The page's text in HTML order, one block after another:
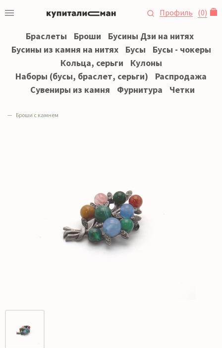
Профиль (0)
Браслеты Броши
Бусины Дзи на нитях
Бусины из камня на нитях
Бусы
Бусы - чокеры
Кольца, серьги
Кулоны
Наборы (бусы, браслет, серьги)
Распродажа
Сувениры из камня
Фурнитура Четки
Броши с камнем